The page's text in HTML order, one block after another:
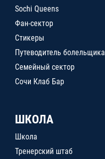
Sochi Queens
Фан-сектор
Стикеры
Путеводитель болельщика
Семейный сектор
Сочи Клаб Бар
ШКОЛА
Школа
Тренерский штаб